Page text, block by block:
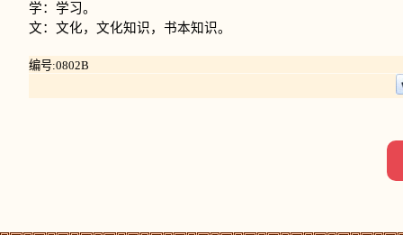
学：学习。
文：文化，文化知识，书本知识。
编号:0802B